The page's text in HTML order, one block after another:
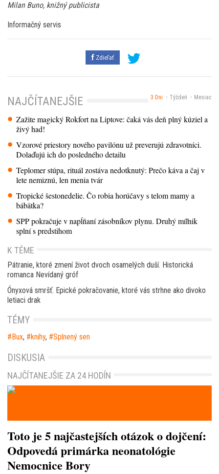
Milan Buno, knižný publicista
Informačný servis
Zdieľať
3 Dni Týždeň Mesiac
NAJČÍTANEJŠIE
Zažite magický Rokfort na Liptove: čaká vás deň plný kúziel a
živý had!
Vzorové priestory nového pavilónu už preverujú zdravotníci.
Dolaďujú ich do posledného detailu
Teplomer stúpa, rituál zostáva nedotknutý: Prečo káva a čaj v
lete nemiznú, len menia tvár
Tropické šestonedelie. Čo robia horúčavy s telom mamy a
bábätka?
SPP pokračuje v napĺňaní zásobníkov plynu. Druhý míľnik
splní s predstihom
K TÉME
Pátranie, ktoré zmení život dvoch osamelých duší. Historická
romanca Nevídaný gróf
Ónyxová smršť. Epické pokračovanie, ktoré vás strhne ako divoko
letiaci drak
TÉMY
Bux, knihy, Splnený sen
DISKUSIA
NAJČÍTANEJŠIE ZA 24 HODÍN
Toto je 5 najčastejších otázok o dojčení:
Odpovedá primárka neonatológie
Nemocnice Bory